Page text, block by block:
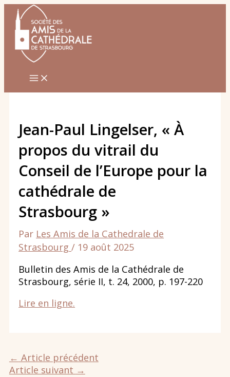
Aller
contenu
Jean-Paul Lingelser, « À
propos du vitrail du
Conseil de l’Europe pour la
cathédrale de
Strasbourg »
Par Les Amis de la Cathedrale de
Strasbourg/ 19 août 2025
Bulletin des Amis de la Cathédrale de
Strasbourg, série II, t. 24, 2000, p. 197-220
Lire en ligne.
← Article précédent
Article suivant →